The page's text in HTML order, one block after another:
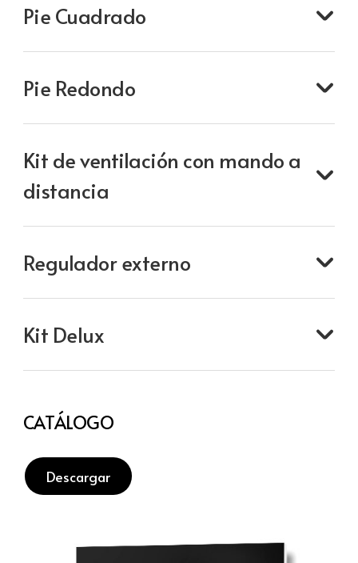
Pie Cuadrado
Pie Redondo
Kit de ventilación con mando a
distancia
Regulador externo
Kit Delux
CATÁLOGO
Descargar